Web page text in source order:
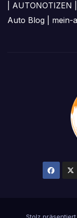
AUTONOTIZEN
Auto Blog
mein-